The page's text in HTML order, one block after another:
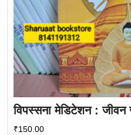
विपस्सना मेडिटेशन :
₹150.00